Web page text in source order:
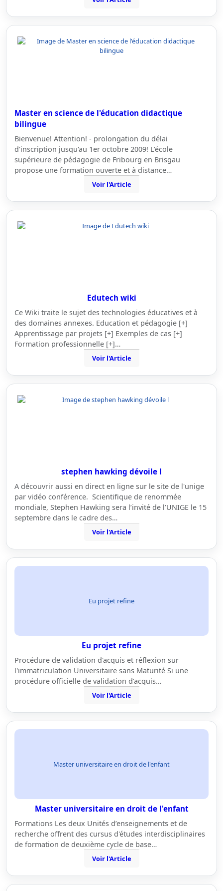
Master en science de l'éducation didactique
bilingue
Bienvenue! Attention! - prolongation du délai
d'inscription jusqu'au 1er octobre 2009! L’école
supérieure de pédagogie de Fribourg en Brisgau
propose une formation ouverte et à distance…
Voir l'Article
Edutech wiki
Ce Wiki traite le sujet des technologies éducatives et à
des domaines annexes. Education et pédagogie [+]
Apprentissage par projets [+] Exemples de cas [+]
Formation professionnelle [+]…
Voir l'Article
stephen hawking dévoile l
A découvrir aussi en direct en ligne sur le site de l'unige
par vidéo conférence. Scientifique de renommée
mondiale, Stephen Hawking sera l’invité de l’UNIGE le 15
septembre dans le cadre des…
Voir l'Article
Eu projet refine
Eu projet refine
Procédure de validation d'acquis et réflexion sur
l'immatriculation Universitaire sans Maturité Si une
procédure officielle de validation d’acquis…
Voir l'Article
Master universitaire en droit de l'enfant
Master universitaire en droit de l'enfant
Formations Les deux Unités d’enseignements et de
recherche offrent des cursus d'études interdisciplinaires
de formation de deuxième cycle de base…
Voir l'Article